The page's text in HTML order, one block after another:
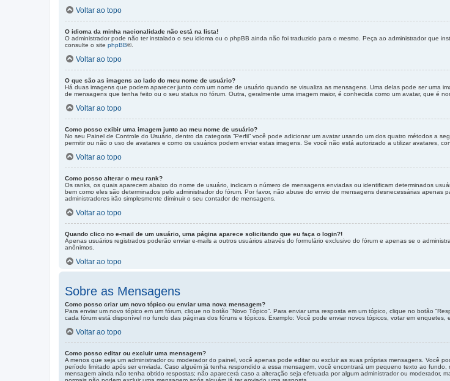
Voltar ao topo
O idioma da minha nacionalidade não está na lista!
O administrador pode não ter instalado o seu idioma ou o phpBB ainda não foi traduzido para o mesmo. Peça ao administrador que
consulte o site phpBB®.
Voltar ao topo
O que são as imagens ao lado do meu nome de usuário?
Há duas imagens que podem aparecer junto com um nome de usuário quando se visualiza as mensagens. Uma delas pode ser uma
de mensagens que tenha feito ou o seu status no fórum. Outra, geralmente uma imagem maior, é conhecida como um avatar, que é
Voltar ao topo
Como posso exibir uma imagem junto ao meu nome de usuário?
No seu Painel de Controle do Usuário, dentro da categoria “Perfil” você pode adicionar um avatar usando um dos quatro métodos a
permitir ou não o uso de avatares e como os usuários podem enviar estas imagens. Se você não está autorizado a utilizar avatares,
Voltar ao topo
Como posso alterar o meu rank?
Os ranks, os quais aparecem abaixo do nome de usuário, indicam o número de mensagens enviadas ou identificam determinados
bem como eles são determinados pelo administrador do fórum. Por favor, não abuse do envio de mensagens desnecessárias
administradores irão simplesmente diminuir o seu contador de mensagens.
Voltar ao topo
Quando clico no e-mail de um usuário, uma página aparece solicitando que eu faça o login?!
Apenas usuários registrados poderão enviar e-mails a outros usuários através do formulário exclusivo do fórum e apenas se o
anônimos.
Voltar ao topo
Sobre as Mensagens
Como posso criar um novo tópico ou enviar uma nova mensagem?
Para enviar um novo tópico em um fórum, clique no botão “Novo Tópico”. Para enviar uma resposta em um tópico, clique no botão
cada fórum está disponível no fundo das páginas dos fóruns e tópicos. Exemplo: Você pode enviar novos tópicos, votar em enquetes,
Voltar ao topo
Como posso editar ou excluir uma mensagem?
A menos que seja um administrador ou moderador do painel, você apenas pode editar ou excluir as suas próprias mensagens. Você
período limitado após ser enviada. Caso alguém já tenha respondido a essa mensagem, você encontrará um pequeno texto ao
mensagem ainda não tenha obtido respostas; não aparecerá caso a alteração seja efetuada por algum administrador ou moderador,